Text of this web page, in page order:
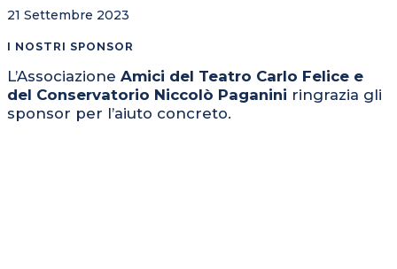
21 Settembre 2023
I NOSTRI SPONSOR
L’Associazione Amici del Teatro Carlo Felice e
del Conservatorio Niccolò Paganini ringrazia gli
sponsor per l’aiuto concreto.